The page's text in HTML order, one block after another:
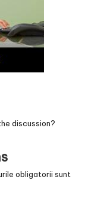
discussion?
obligatorii sunt